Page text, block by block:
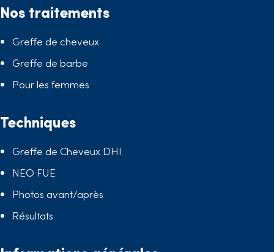
Nos traitements
Greffe de cheveux
Greffe de barbe
Pour les femmes
Techniques
Greffe de Cheveux DHI
NEO FUE
Photos avant/après
Résultats